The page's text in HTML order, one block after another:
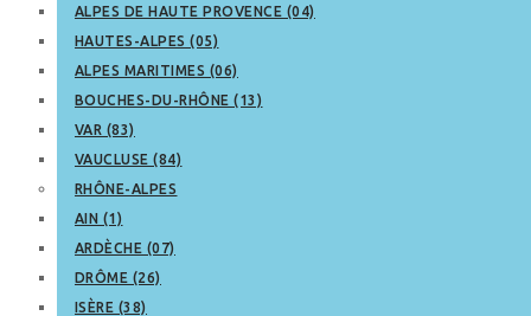
ALPES DE HAUTE PROVENCE (04)
HAUTES-ALPES (05)
ALPES MARITIMES (06)
BOUCHES-DU-RHÔNE (13)
VAR (83)
VAUCLUSE (84)
RHÔNE-ALPES
AIN (1)
ARDÈCHE (07)
DRÔME (26)
ISÈRE (38)